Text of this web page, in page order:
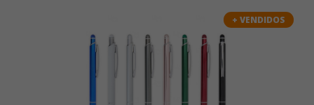
+ VENDIDOS